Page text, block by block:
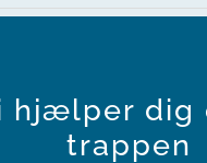
hjælper dig
trappen